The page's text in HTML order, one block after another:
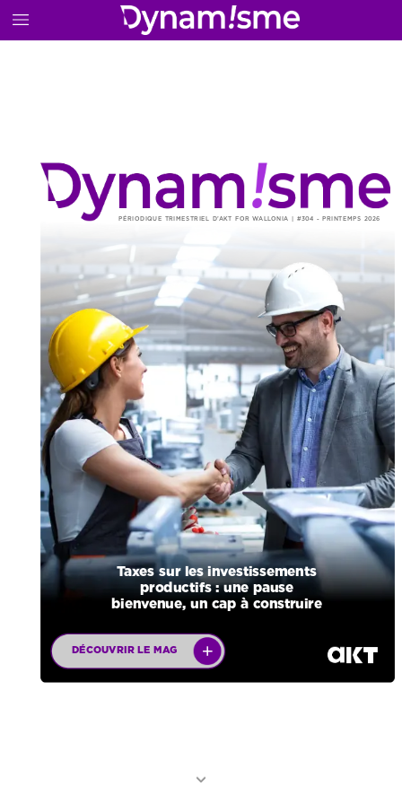
PÉRIODIQUE TRIMESTRIEL D’AKT FOR WALLONIA #304 - PRINTEMPS 2026
DÉCOUVRIR LE MAG
Taxes sur les investissements
productifs : une pause
bienvenue, un cap à construire